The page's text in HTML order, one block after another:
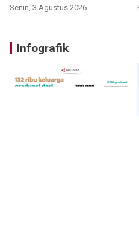
Senin, 3 Agustus 2026
Infografik